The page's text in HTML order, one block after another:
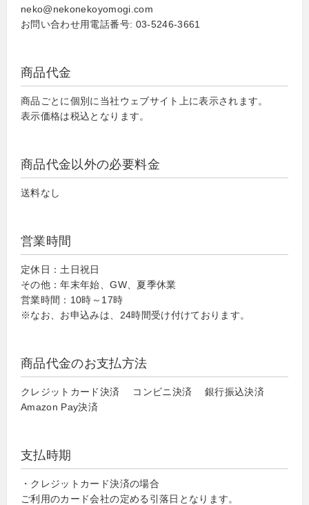
neko@nekonekoyomogi.com
お問い合わせ用電話番号: 03-5246-3661
商品代金
商品ごとに個別に当社ウェブサイト上に表示されます。
表示価格は税込となります。
商品代金以外の必要料金
送料なし
営業時間
定休日：土日祝日
その他：年末年始、GW、夏季休業
営業時間：10時～17時
※なお、お申込みは、24時間受け付けております。
商品代金のお支払方法
クレジットカード決済 コンビニ決済 銀行振込決済
Amazon Pay決済
支払時期
・クレジットカード決済の場合
ご利用のカード会社の定める引落日となります。